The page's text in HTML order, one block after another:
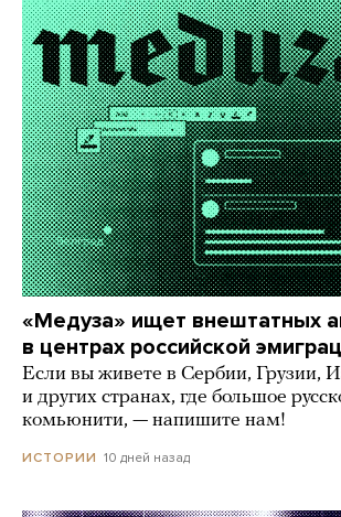
«Медуза» ищет внештатных
в центрах российской
Если вы живете в Сербии, Грузии,
и других странах, где большое
комьюнити, — напишите нам!
ИСТОРИИ 10 дней назад